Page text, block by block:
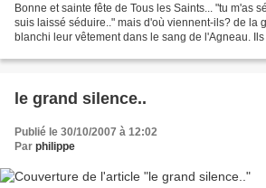
Bonne et sainte fête de Tous les Saints... "tu m'as
suis laissé séduire.." mais d'où viennent-ils? de la
blanchi leur vêtement dans le sang de l'Agneau.
le grand silence..
Publié le 30/10/2007 à 12:02
Par philippe